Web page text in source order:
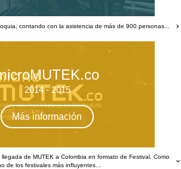
contando con la asistencia de más de 900 personas...
2014 - 2015
Más información
de MUTEK a Colombia en formato de Festival. Como
de los festivales más influyentes...